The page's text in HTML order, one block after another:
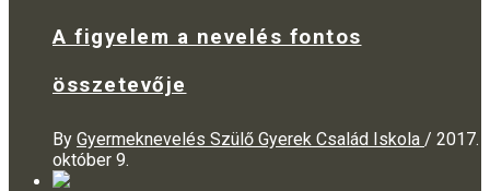
A figyelem a nevelés fontos
összetevője
By Gyermeknevelés Szülő Gyerek Család Iskola / 2017.
október 9.